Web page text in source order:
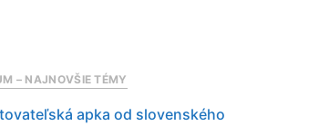
– NAJNOVŠIE TÉMY
apka od slovenského